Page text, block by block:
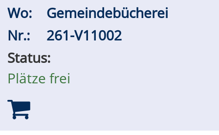
Wo:
Gemeindebücherei
Nr.:
261-V11002
Status:
Plätze frei